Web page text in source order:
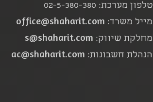
טלפון מערכת: 02-5-380-380
מייל משרד: office@shaharit.com
מחלקת שיווק: s@shaharit.com
הנהלת חשבונות: ac@shaharit.com